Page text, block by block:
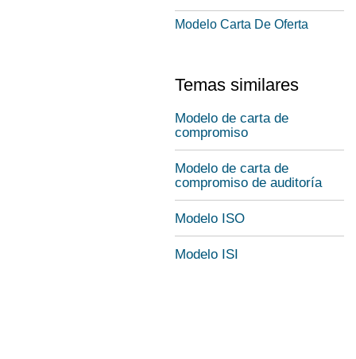
Modelo Carta De Oferta
Temas similares
Modelo de carta de
compromiso
Modelo de carta de
compromiso de auditoría
Modelo ISO
Modelo ISI